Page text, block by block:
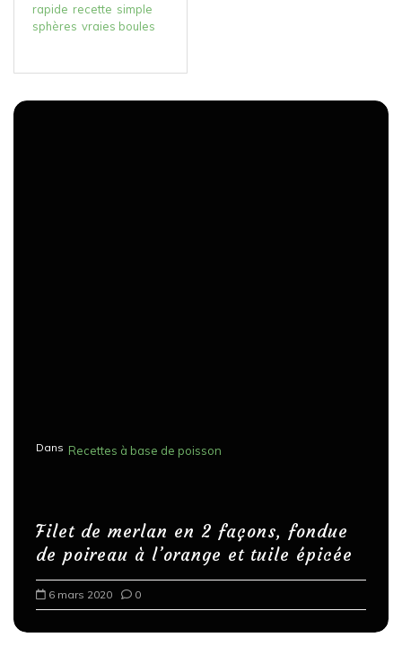
rapide recette simple
sphères vraies boules
Dans Recettes à base de poisson
Filet de merlan en 2 façons, fondue
de poireau à l’orange et tuile épicée
6 mars 2020 0